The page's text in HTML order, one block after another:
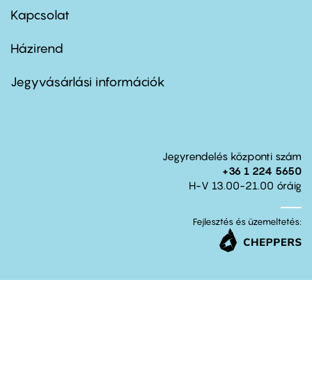
firstKapcsolat
Footer
second
Házirend
Jegyvásárlási információk
Jegyrendelés központi szám
+36 1 224 5650
H-V 13.00-21.00 óráig
Fejlesztés és üzemeltetés: